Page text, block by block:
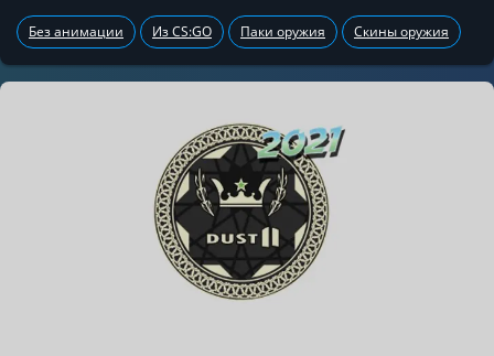
Без анимации Из CS:GO Паки оружия Скины оружия